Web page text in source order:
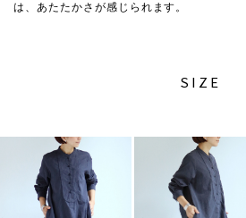
は、あたたかさが感じられます。
SIZE